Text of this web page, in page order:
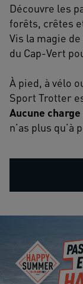
Découvre les
forêts, crêtes
Vis la magie
du Cap-Vert
À pied, à vélo
Sport Trotter
Aucune
n’as plus